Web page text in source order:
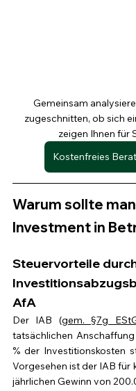
Gemeinsam
zugeschnitten, ob sich
zeigen Ihnen für
Kostenfreies
Warum sollte
Investment in
Steuervorteile
AfA
Der IAB (gem. §7g
tatsächlichen
% der Investitionskosten
Vorgesehen ist der IAB für
jährlichen Gewinn von